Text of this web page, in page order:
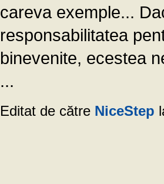
careva exemple...
responsabilitatea
binevenite, ecestea
...
Editat de către NiceStep